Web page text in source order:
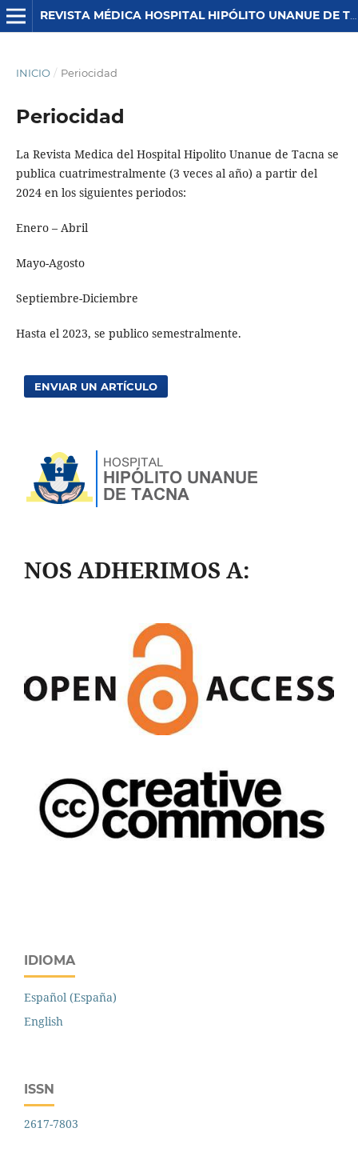
REVISTA MÉDICA HOSPITAL HIPÓLITO UNANUE DE TACNA
INICIO / Periocidad
Periocidad
La Revista Medica del Hospital Hipolito Unanue de Tacna se
publica cuatrimestralmente (3 veces al año) a partir del
2024 en los siguientes periodos:
Enero – Abril
Mayo-Agosto
Septiembre-Diciembre
Hasta el 2023, se publico semestralmente.
ENVIAR UN ARTÍCULO
NOS ADHERIMOS A:
IDIOMA
Español (España)
English
ISSN
2617-7803